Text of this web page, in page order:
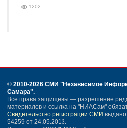
1202
© 2010-2026 СМИ "Независимое
Самара".
Все права защищены — разрешение
материалов и ссылка на "НИАСам"
Свидетельство регистрации СМИ
54259 от 24.05.2013.